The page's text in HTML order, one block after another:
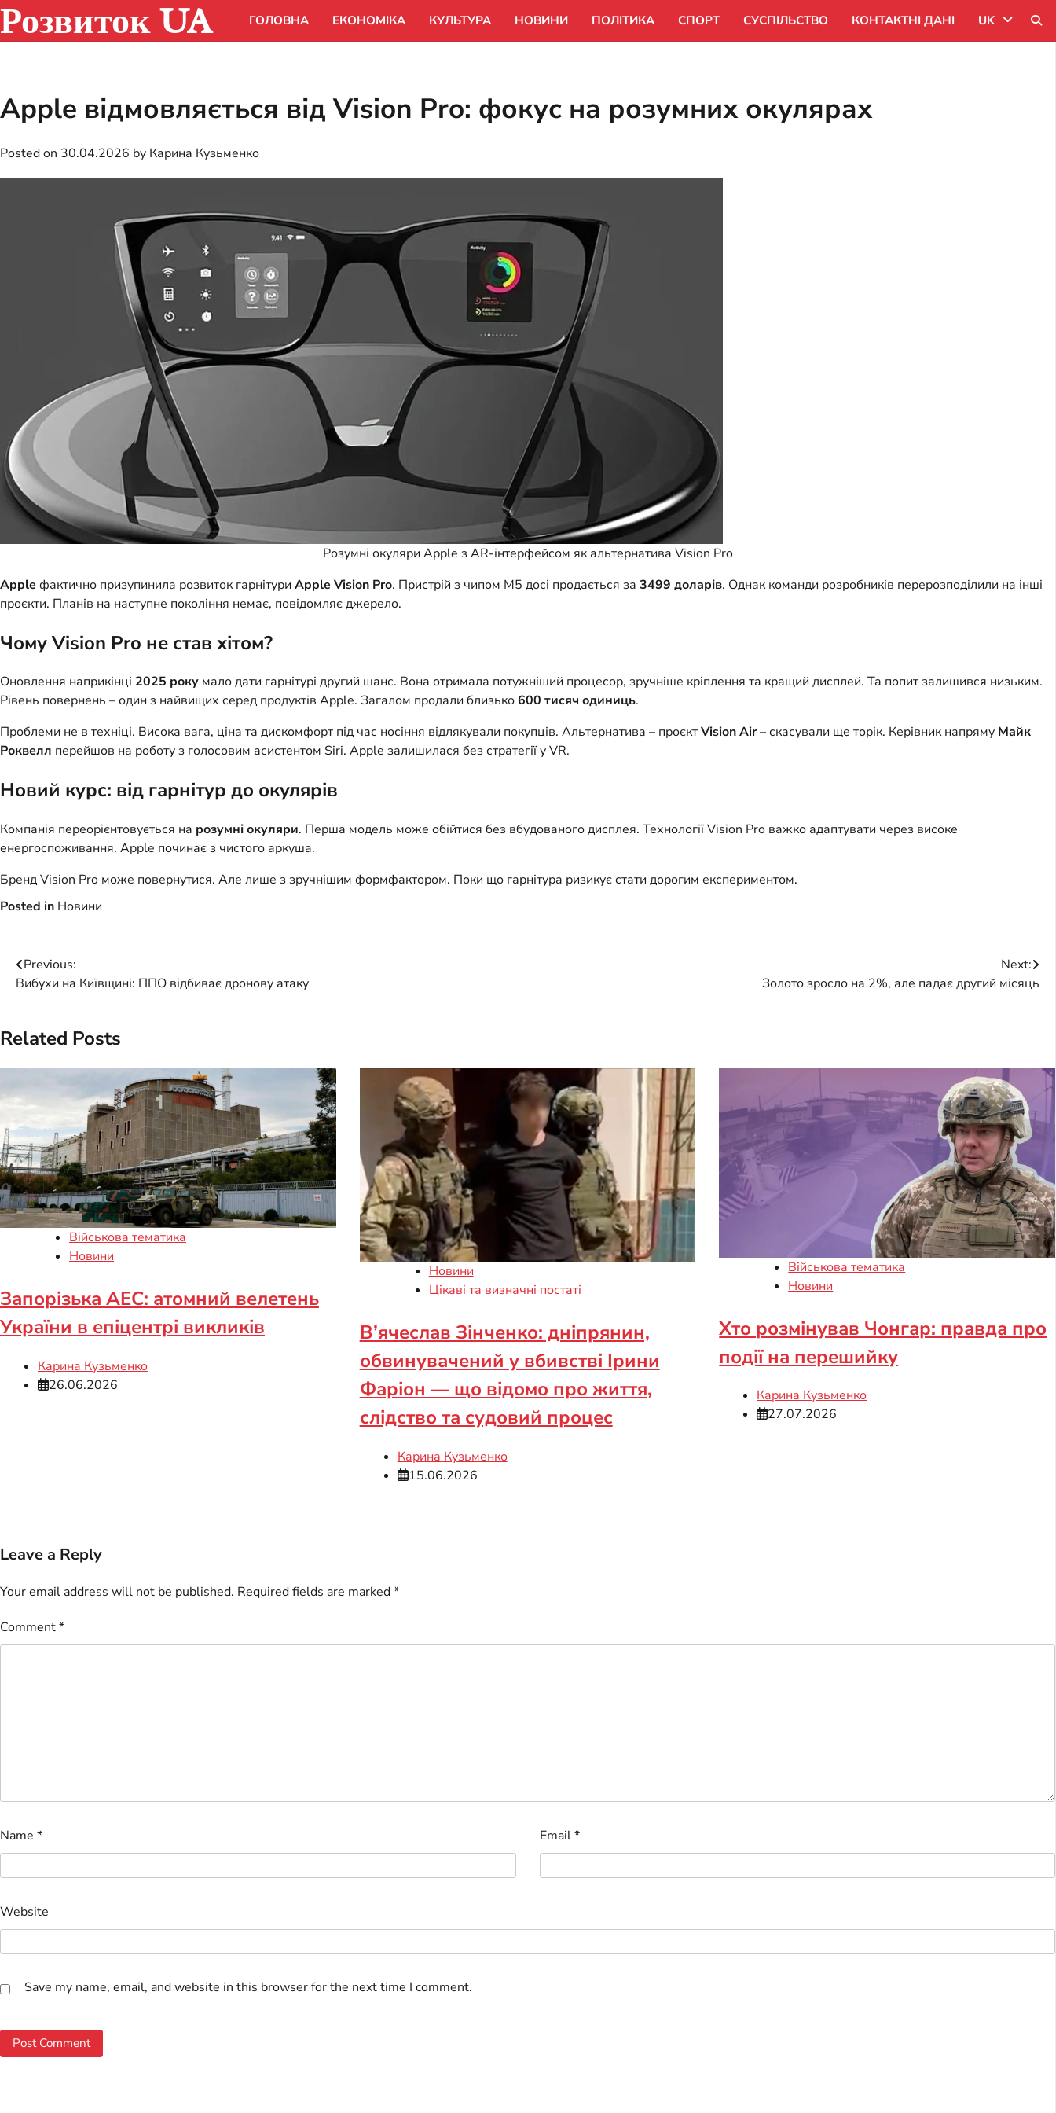
Skip
to
content
Розвиток UA ГОЛОВНА ЕКОНОМІКА КУЛЬТУРА НОВИНИ ПОЛІТИКА СПОРТ СУСПІЛЬСТВО КОНТАКТНІ ДАНІ UK
Apple відмовляється від Vision Pro: фокус на розумних окулярах
Posted on 30.04.2026 by Карина Кузьменко
Розумні окуляри Apple з AR-інтерфейсом як альтернатива Vision Pro
Apple фактично призупинила розвиток гарнітури Apple Vision Pro. Пристрій з чипом M5 досі продається за 3499 доларів. Однак команди розробників перерозподілили на інші
проєкти. Планів на наступне покоління немає, повідомляє джерело.
Чому Vision Pro не став хітом?
Оновлення наприкінці 2025 року мало дати гарнітурі другий шанс. Вона отримала потужніший процесор, зручніше кріплення та кращий дисплей. Та попит залишився низьким.
Рівень повернень – один з найвищих серед продуктів Apple. Загалом продали близько600 тисяч одиниць.
Проблеми не в техніці. Висока вага, ціна та дискомфорт під час носіння відлякували покупців. Альтернатива – проєктVision Air– скасували ще торік. Керівник напряму Майк
Роквелл перейшов на роботу з голосовим асистентом Siri. Apple залишилася без стратегії у VR.
Новий курс: від гарнітур до окулярів
Компанія переорієнтовується на розумні окуляри. Перша модель може обійтися без вбудованого дисплея. Технології Vision Pro важко адаптувати через високе
енергоспоживання. Apple починає з чистого аркуша.
Бренд Vision Pro може повернутися. Але лише з зручнішим формфактором. Поки що гарнітура ризикує стати дорогим експериментом.
Posted in Новини
Post
navigation
Previous:
Вибухи на Київщині: ППО відбиває дронову атаку
Next:
Золото зросло на 2%, але падає другий місяць
Related Posts
Військова тематика
Новини
Запорізька АЕС: атомний велетень
України в епіцентрі викликів
Карина Кузьменко
26.06.2026
Новини
Цікаві та визначні постаті
В’ячеслав Зінченко: дніпрянин,
обвинувачений у вбивстві Ірини
Фаріон — що відомо про життя,
слідство та судовий процес
Карина Кузьменко
15.06.2026
Військова тематика
Новини
Хто розмінував Чонгар: правда про
події на перешийку
Карина Кузьменко
27.07.2026
Leave a Reply
Your email address will not be published. Required fields are marked*
Comment*
Name * Email*
Website
Save my name, email, and website in this browser for the next time I comment.